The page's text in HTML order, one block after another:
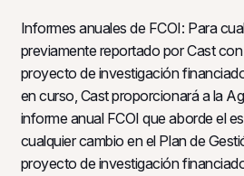
Informes anuales de FCOI: Para
previamente reportado por Cast
proyecto de investigación
en curso, Cast proporcionará a la
informe anual FCOI que aborde el
cualquier cambio en el Plan de
proyecto de investigación